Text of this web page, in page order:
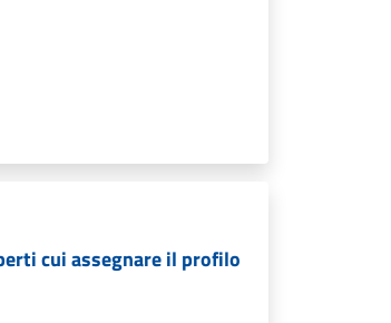
cui assegnare il profilo